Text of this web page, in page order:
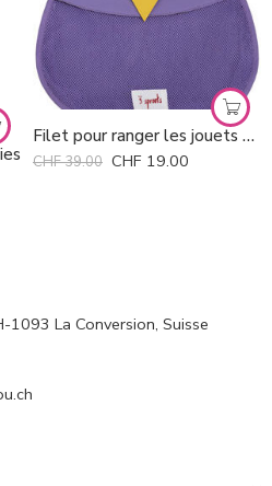
Filet pour ranger les jouets de bain 3 Sprouts *
CHF39.00 CHF 19.00
1093 La Conversion, Suisse